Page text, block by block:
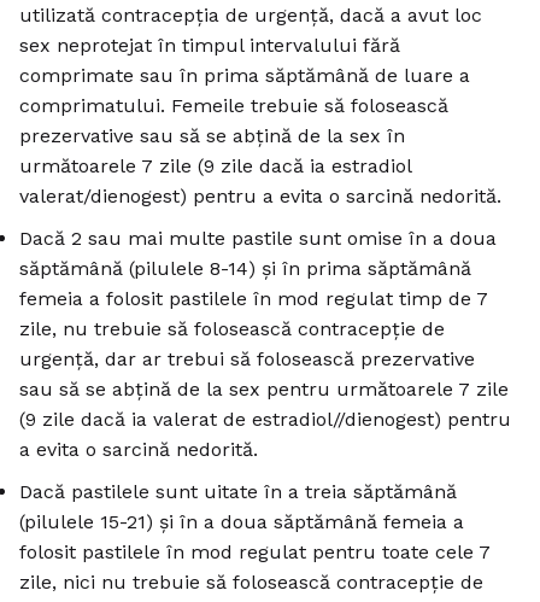
utilizată contracepția de urgență, dacă a avut loc
sex neprotejat în timpul intervalului fără
comprimate sau în prima săptămână de luare a
comprimatului. Femeile trebuie să folosească
prezervative sau să se abțină de la sex în
următoarele 7 zile (9 zile dacă ia estradiol
valerat/dienogest) pentru a evita o sarcină nedorită.
Dacă 2 sau mai multe pastile sunt omise în a doua
săptămână (pilulele 8-14) și în prima săptămână
femeia a folosit pastilele în mod regulat timp de 7
zile, nu trebuie să folosească contracepție de
urgență, dar ar trebui să folosească prezervative
sau să se abțină de la sex pentru următoarele 7 zile
(9 zile dacă ia valerat de estradiol//dienogest) pentru
a evita o sarcină nedorită.
Dacă pastilele sunt uitate în a treia săptămână
(pilulele 15-21) și în a doua săptămână femeia a
folosit pastilele în mod regulat pentru toate cele 7
zile, nici nu trebuie să folosească contracepție de